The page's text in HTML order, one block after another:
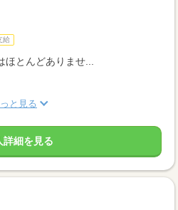
給
とんどありませ...
と見る
詳細を見る